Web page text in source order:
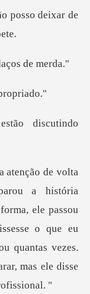
posso deixar de
discutind
ele passou
o que eu